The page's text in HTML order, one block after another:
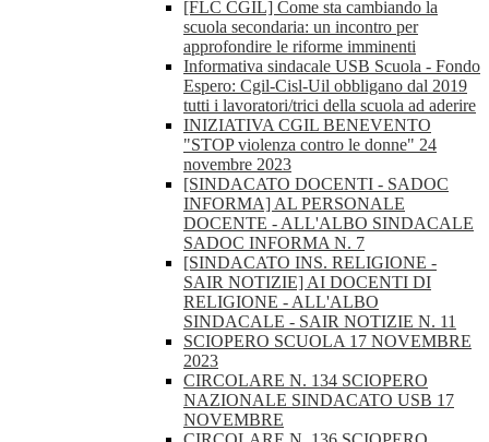
[FLC CGIL] Come sta cambiando la
scuola secondaria: un incontro per
approfondire le riforme imminenti
Informativa sindacale USB Scuola - Fondo
Espero: Cgil-Cisl-Uil obbligano dal 2019
tutti i lavoratori/trici della scuola ad aderire
INIZIATIVA CGIL BENEVENTO
"STOP violenza contro le donne" 24
novembre 2023
[SINDACATO DOCENTI - SADOC
INFORMA] AL PERSONALE
DOCENTE - ALL'ALBO SINDACALE
SADOC INFORMA N. 7
[SINDACATO INS. RELIGIONE -
SAIR NOTIZIE] AI DOCENTI DI
RELIGIONE - ALL'ALBO
SINDACALE - SAIR NOTIZIE N. 11
SCIOPERO SCUOLA 17 NOVEMBRE
2023
CIRCOLARE N. 134 SCIOPERO
NAZIONALE SINDACATO USB 17
NOVEMBRE